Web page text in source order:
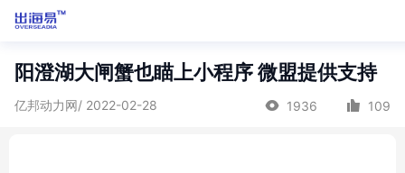
阳澄湖大闸蟹也瞄上小程序 微盟提供支持
亿邦动力网/ 2022-02-28 1936 109